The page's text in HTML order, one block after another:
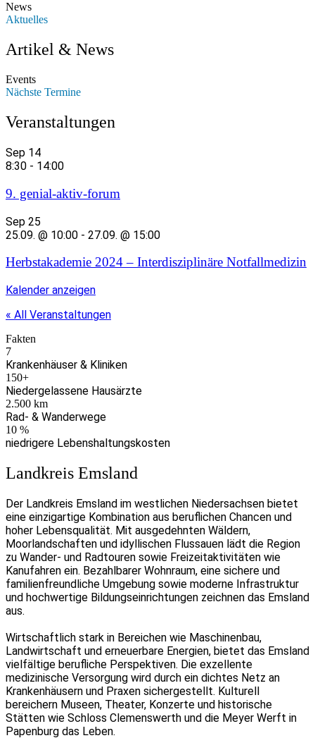
News
Aktuelles
Artikel & News
Events
Nächste Termine
Veranstaltungen
Sep 14
8:30 - 14:00
9. genial-aktiv-forum
Sep 25
25.09. @ 10:00 - 27.09. @ 15:00
Herbstakademie 2024 – Interdisziplinäre Notfallmedizin
Kalender anzeigen
« All Veranstaltungen
Fakten
7
Krankenhäuser & Kliniken
150+
Niedergelassene Hausärzte
2.500 km
Rad- & Wanderwege
10 %
niedrigere Lebenshaltungskosten
Landkreis Emsland
Der Landkreis Emsland im westlichen Niedersachsen bietet
eine einzigartige Kombination aus beruflichen Chancen und
hoher Lebensqualität. Mit ausgedehnten Wäldern,
Moorlandschaften und idyllischen Flussauen lädt die Region
zu Wander- und Radtouren sowie Freizeitaktivitäten wie
Kanufahren ein. Bezahlbarer Wohnraum, eine sichere und
familienfreundliche Umgebung sowie moderne Infrastruktur
und hochwertige Bildungseinrichtungen zeichnen das Emsland
aus.
Wirtschaftlich stark in Bereichen wie Maschinenbau,
Landwirtschaft und erneuerbare Energien, bietet das Emsland
vielfältige berufliche Perspektiven. Die exzellente
medizinische Versorgung wird durch ein dichtes Netz an
Krankenhäusern und Praxen sichergestellt. Kulturell
bereichern Museen, Theater, Konzerte und historische
Stätten wie Schloss Clemenswerth und die Meyer Werft in
Papenburg das Leben.